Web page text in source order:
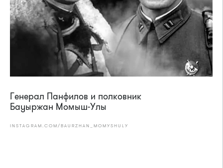
Генерал Панфилов и полковник
Бауыржан Момыш-Улы
INSTAGRAM.COM/BAURZHAN_MOMYSHULY